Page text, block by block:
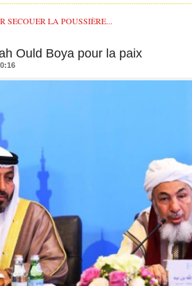
SECOUER LA POUSSIÈRE...
Ould Boya pour la paix